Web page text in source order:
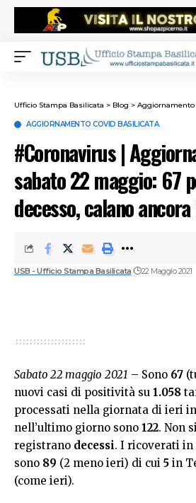
Ufficio Stampa Basilicata > Blog > Aggiornamento
AGGIORNAMENTO COVID BASILICATA
#Coronavirus |
sabato 22 maggio: 67
decesso, calano
USB - Ufficio Stampa Basilicata 22 Maggio 2021
Sabato 22 maggio 2021 – Sono 67
nuovi casi di positività su 1.058
processati nella giornata di ieri
nell’ultimo giorno sono 122. Non
registrano decessi. I ricoverati in
sono 89 (2 meno ieri) di cui 5 in
(come ieri).